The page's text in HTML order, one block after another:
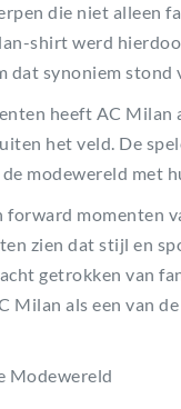
die niet alleen
shirt werd
dat synoniem
heeft AC
het veld. De
modewereld met
forward momenten
zien dat stijl en
getrokken van
Milan als een van
Modewereld